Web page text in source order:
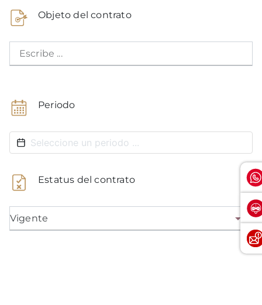
Objeto del contrato
Escribe ...
Periodo
Estatus del contrato
Vigente